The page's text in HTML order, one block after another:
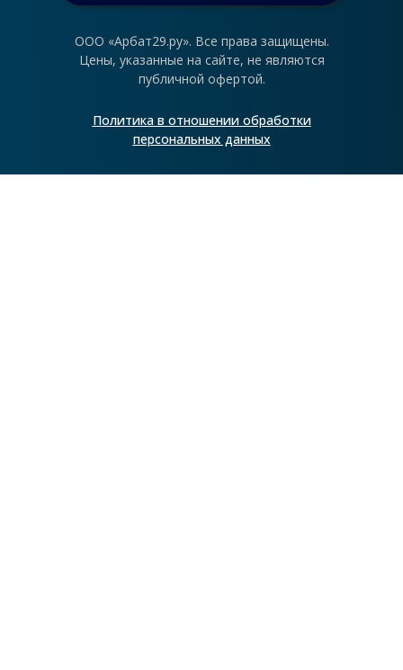
ООО «Арбат29.ру». Все права защищены.
Цены, указанные на сайте, не являются
публичной офертой.
Политика в отношении обработки
персональных данных